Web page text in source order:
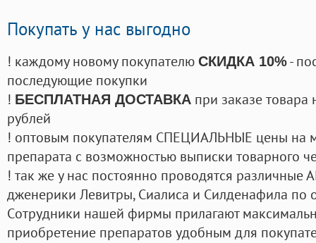
Покупать у нас выгодно
! каждому новому покупателю СКИДКА 10%-
последующие покупки
! БЕСПЛАТНАЯ ДОСТАВКА при заказе
рублей
! оптовым покупателям СПЕЦИАЛЬНЫЕ цены на
препарата с возможностью выписки товарного
! так же у нас постоянно проводятся
дженерики Левитры, Сиалиса и Силденафила по
Cотрудники нашей фирмы прилагают
приобретение препаратов удобным для